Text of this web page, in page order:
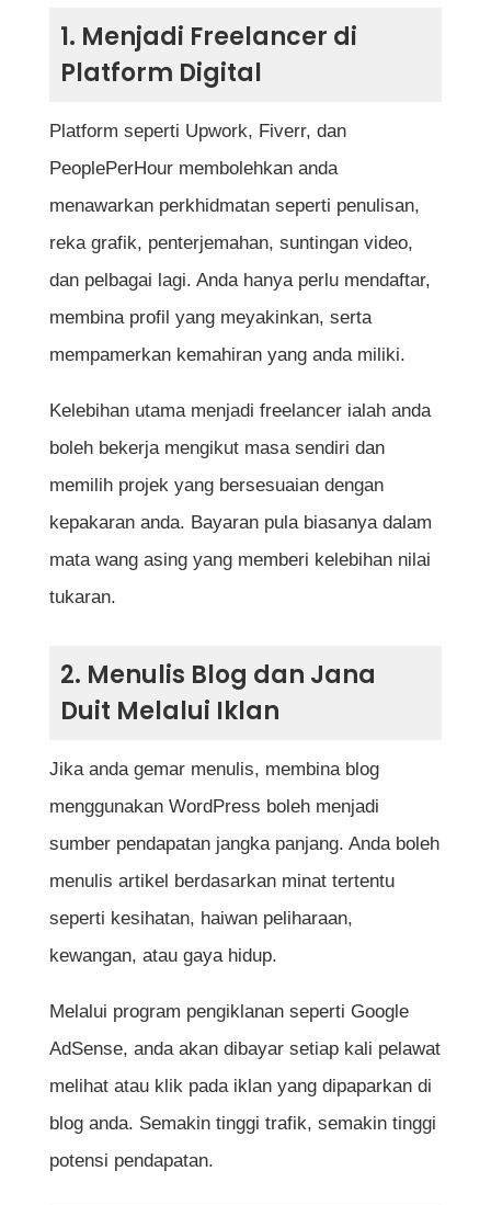
Writer)
11. Menjadi Pereka Grafik
13. Mengurus Media Sosial Perniagaan
14. Menjadi Podcaster
Jadual Ringkasan 15 Cara Jana Duit Dari
Rumah
Soalan Lazim Cara Jana Duit Dari Rumah
Berapa lama masa yang diperlukan untuk
rumah?
Adakah perlu modal besar untuk mula jana
Bolehkah pelajar atau suri rumah
melakukan semua ini?
Antara semua kaedah, yang mana paling
cepat menjana pendapatan?
Perlukah kemahiran teknikal yang tinggi
untuk bermula?
Adakah pendapatan dari rumah ini boleh
dijadikan sumber pendapatan utama?
1. Menjadi Freelancer di
Platform Digital
Platform seperti Upwork, Fiverr, dan
PeoplePerHour membolehkan anda
menawarkan perkhidmatan seperti penulisan,
reka grafik, penterjemahan, suntingan video,
dan pelbagai lagi. Anda hanya perlu mendaftar,
membina profil yang meyakinkan, serta
mempamerkan kemahiran yang anda miliki.
Kelebihan utama menjadi freelancer ialah anda
boleh bekerja mengikut masa sendiri dan
memilih projek yang bersesuaian dengan
kepakaran anda. Bayaran pula biasanya dalam
mata wang asing yang memberi kelebihan nilai
tukaran.
2. Menulis Blog dan Jana
Duit Melalui Iklan
Jika anda gemar menulis, membina blog
menggunakan WordPress boleh menjadi
sumber pendapatan jangka panjang. Anda boleh
menulis artikel berdasarkan minat tertentu
seperti kesihatan, haiwan peliharaan,
kewangan, atau gaya hidup.
Melalui program pengiklanan seperti Google
AdSense, anda akan dibayar setiap kali pelawat
melihat atau klik pada iklan yang dipaparkan di
blog anda. Semakin tinggi trafik, semakin tinggi
potensi pendapatan.